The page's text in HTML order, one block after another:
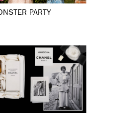
PARTY